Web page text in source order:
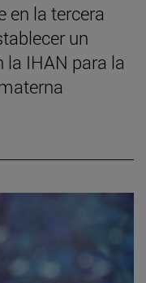
en la tercera
un
la IHAN para la